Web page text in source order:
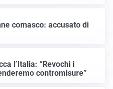
comasco: accusato di
l’Italia: “Revochi i
contromisure”